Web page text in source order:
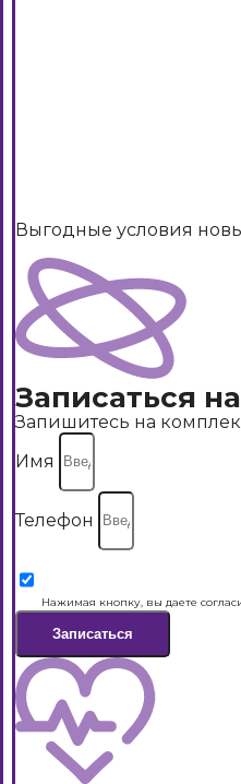
Выгодные условия
Записаться
Запишитесь на
Имя
Телефон
Нажимая кнопку, вы даете
Записаться